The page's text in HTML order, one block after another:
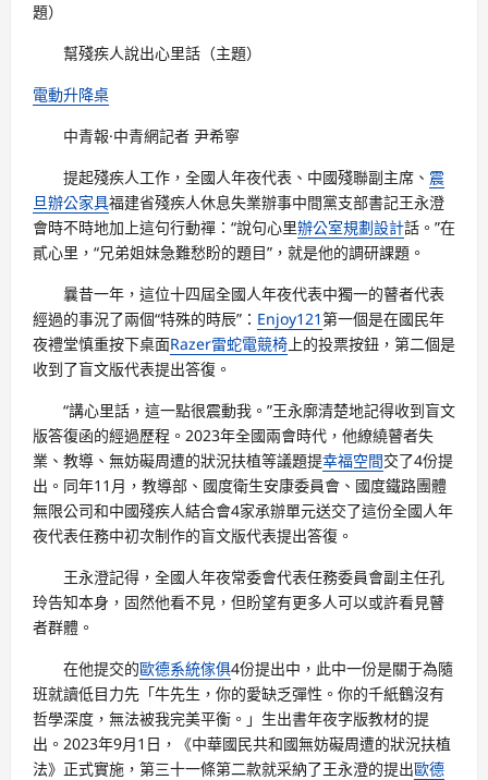
題）
幫殘疾人說出心里話（主題）
電動升降桌
中青報·中青網記者 尹希寧
提起殘疾人工作，全國人年夜代表、中國殘聯副主席、 震
旦辦公家具福建省殘疾人休息失業辦事中間黨支部書記王永澄
會時不時地加上這句行動禪：“說句心里辦公室規劃設計話。”在
貳心里，“兄弟姐妹急難愁盼的題目”，就是他的調研課題。
曩昔一年，這位十四屆全國人年夜代表中獨一的瞽者代表
經過的事況了兩個“特殊的時辰”： Enjoy121第一個是在國民年
夜禮堂慎重按下桌面Razer雷蛇電競椅 上的投票按鈕，第二個是
收到了盲文版代表提出答復。
“講心里話，這一點很震動我。”王永廓清楚地記得收到盲文
版答復函的經過歷程。2023年全國兩會時代，他繚繞瞽者失
業、教導、無妨礙周遭的狀況扶植等議題提幸福空間交了4份提
出。同年11月，教導部、國度衛生安康委員會、國度鐵路團體
無限公司和中國殘疾人結合會4家承辦單元送交了這份全國人年
夜代表任務中初次制作的盲文版代表提出答復。
王永澄記得，全國人年夜常委會代表任務委員會副主任孔
玲告知本身，固然他看不見，但盼望有更多人可以或許看見瞽
者群體。
在他提交的歐德系統傢俱4份提出中，此中一份是關于為隨
班就讀低目力先「牛先生，你的愛缺乏彈性。你的千紙鶴沒有
哲學深度，無法被我完美平衡。」生出書年夜字版教材的提
出。2023年9月1日，《中華國民共和國無妨礙周遭的狀況扶植
法》正式實施，第三十一條第二款就采納了王永澄的提出歐德